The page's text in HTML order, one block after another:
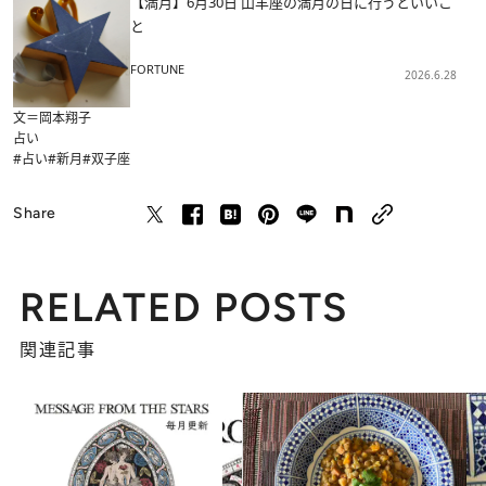
と
FORTUNE 2026.6.28
文＝岡本翔子
占い
#占い#新月#双子座
Share
RELATED POSTS
関連記事